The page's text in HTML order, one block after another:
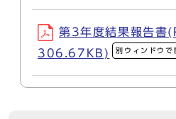
第3年度結果報告書
306.67KB)
別ウィンドウで